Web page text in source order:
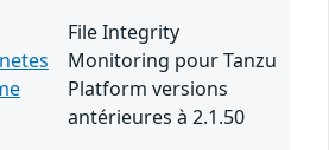
File Integrity
Monitoring pour Tanzu
Platform versions
antérieures à 2.1.50